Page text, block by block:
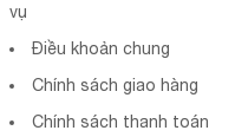
vụ
Điều khoản chung
Chính sách giao hàng
Chính sách thanh toán